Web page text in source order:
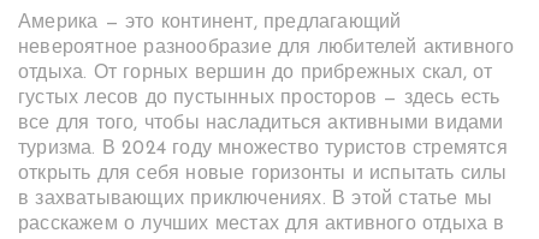
Америка — это континент, предлагающий
невероятное разнообразие для любителей активного
отдыха. От горных вершин до прибрежных скал, от
густых лесов до пустынных просторов — здесь есть
все для того, чтобы насладиться активными видами
туризма. В 2024 году множество туристов стремятся
открыть для себя новые горизонты и испытать силы
в захватывающих приключениях. В этой статье мы
расскажем о лучших местах для активного отдыха в